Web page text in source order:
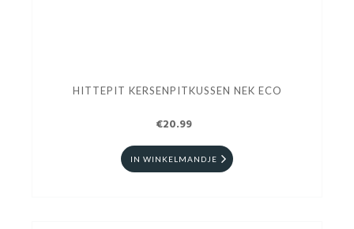
HITTEPIT KERSENPITKUSSEN NEK ECO
€20.99
IN WINKELMANDJE